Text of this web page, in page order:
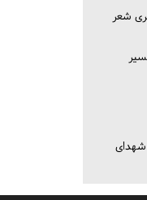
شعر
شهدای